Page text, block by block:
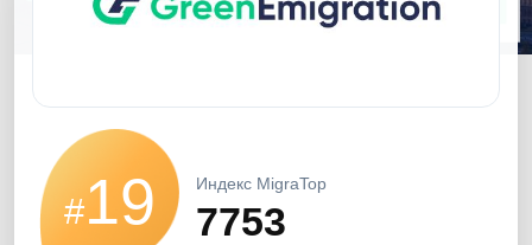
#19 Индекс MigraTop
7753